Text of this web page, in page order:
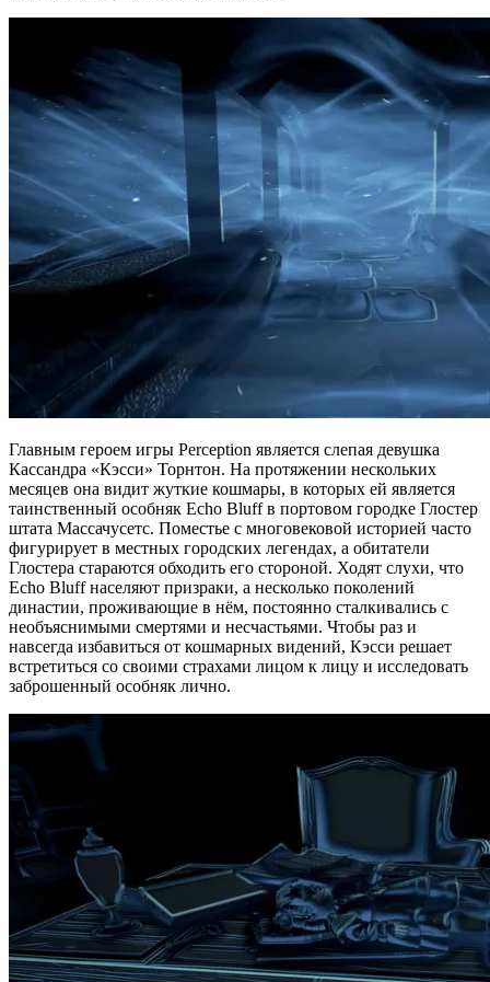
Главным героем игры Perception является слепая девушка
Кассандра «Кэсси» Торнтон. На протяжении нескольких
месяцев она видит жуткие кошмары, в которых ей является
таинственный особняк Echo Bluff в портовом городке Глостер
штата Массачусетс. Поместье с многовековой историей часто
фигурирует в местных городских легендах, а обитатели
Глостера стараются обходить его стороной. Ходят слухи, что
Echo Bluff населяют призраки, а несколько поколений
династии, проживающие в нём, постоянно сталкивались с
необъяснимыми смертями и несчастьями. Чтобы раз и
навсегда избавиться от кошмарных видений, Кэсси решает
встретиться со своими страхами лицом к лицу и исследовать
заброшенный особняк лично.